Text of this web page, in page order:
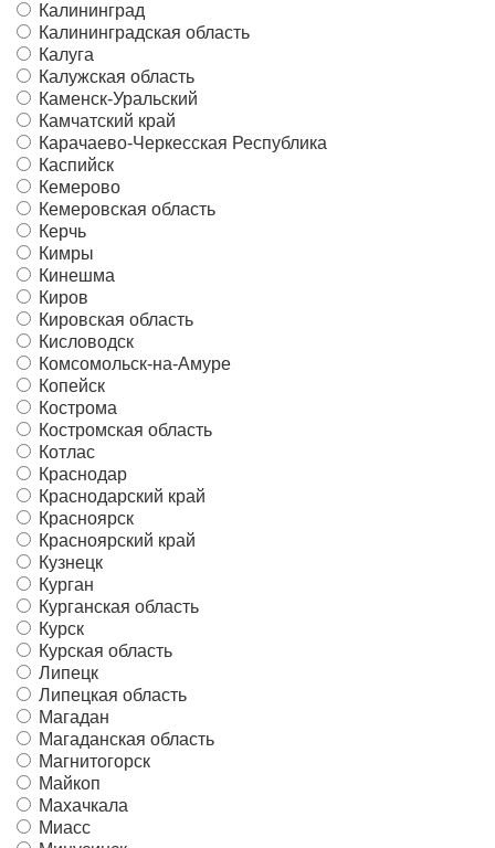
Калининград
Калининградская область
Калуга
Калужская область
Каменск-Уральский
Камчатский край
Карачаево-Черкесская Республика
Каспийск
Кемерово
Кемеровская область
Керчь
Кимры
Кинешма
Киров
Кировская область
Кисловодск
Комсомольск-на-Амуре
Копейск
Кострома
Костромская область
Котлас
Краснодар
Краснодарский край
Красноярск
Красноярский край
Кузнецк
Курган
Курганская область
Курск
Курская область
Липецк
Липецкая область
Магадан
Магаданская область
Магнитогорск
Майкоп
Махачкала
Миасс